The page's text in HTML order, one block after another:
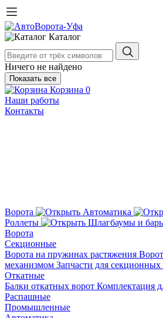
Каталог
Ничего не найдено
Показать все
Корзина 0
Наши работы
Контакты
Ворота Автоматика
Роллеты
Шлагбаумы и
Ворота
Секционные
Ворота на пружинах растяжения
механизмом Запчасти для секционных
Откатные
Балки откатных ворот Комплектация
Распашные
Промышленные